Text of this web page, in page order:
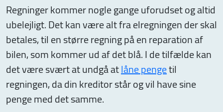
Regninger kommer nogle gange uforudset og altid
ubelejligt. Det kan være alt fra elregningen der skal
betales, til en større regning på en reparation af
bilen, som kommer ud af det blå. I de tilfælde kan
det være svært at undgå atlåne pengetil
regningen, da din kreditor står og vil have sine
penge med det samme.